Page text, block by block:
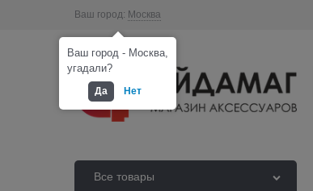
Ваш город: Москва
Все товары
Ваш город - Москва,
угадали?
Да Нет